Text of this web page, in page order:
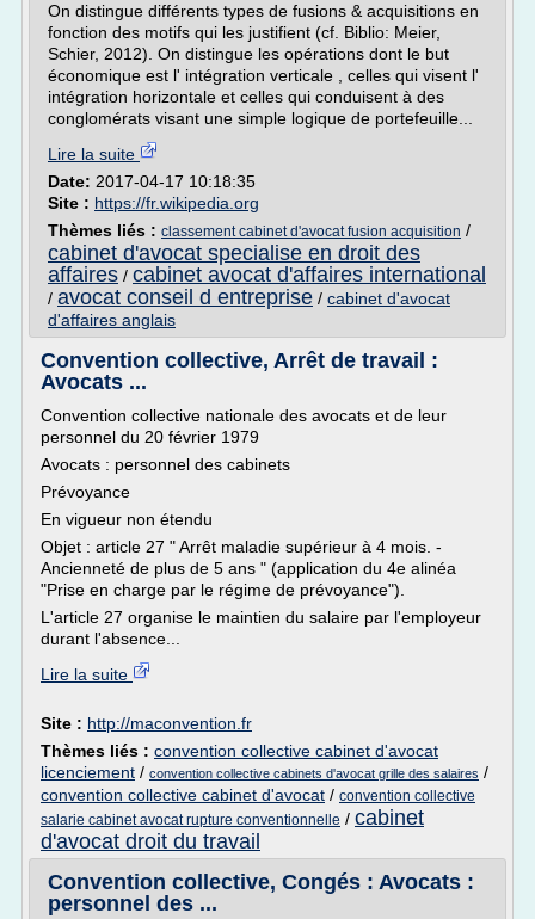
On distingue différents types de fusions & acquisitions en
fonction des motifs qui les justifient (cf. Biblio: Meier,
Schier, 2012). On distingue les opérations dont le but
économique est l' intégration verticale , celles qui visent l'
intégration horizontale et celles qui conduisent à des
conglomérats visant une simple logique de portefeuille...
Lire la suite
Date: 2017-04-17 10:18:35
Site : https://fr.wikipedia.org
Thèmes liés : classement cabinet d'avocat fusion acquisition /
cabinet d'avocat specialise en droit des
affaires / cabinet avocat d'affaires international
/ avocat conseil d entreprise / cabinet d'avocat
d'affaires anglais
Convention collective, Arrêt de travail :
Avocats ...
Convention collective nationale des avocats et de leur
personnel du 20 février 1979
Avocats : personnel des cabinets
Prévoyance
En vigueur non étendu
Objet : article 27 " Arrêt maladie supérieur à 4 mois. -
Ancienneté de plus de 5 ans " (application du 4e alinéa
"Prise en charge par le régime de prévoyance").
L'article 27 organise le maintien du salaire par l'employeur
durant l'absence...
Lire la suite
Site : http://maconvention.fr
Thèmes liés : convention collective cabinet d'avocat
licenciement / convention collective cabinets d'avocat grille des salaires /
convention collective cabinet d'avocat / convention collective
salarie cabinet avocat rupture conventionnelle / cabinet
d'avocat droit du travail
Convention collective, Congés : Avocats :
personnel des ...